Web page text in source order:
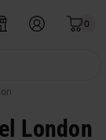
0
London